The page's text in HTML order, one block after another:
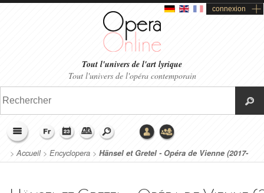
connexion
Tout l'univers de l'art lyrique
Tout l'univers de l'opéra contemporain
>Accueil> Encyclopera > Hänsel et Gretel - Opéra de Vienne (2017-
2018)